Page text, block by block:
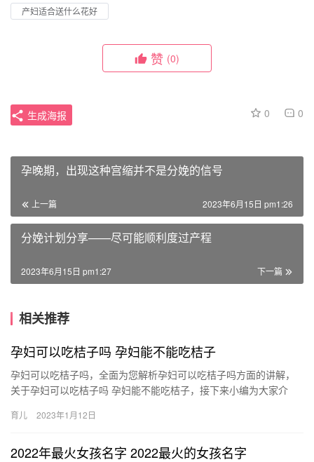
产妇适合送什么花好
赞 (0)
0 0
生成海报
孕晚期，出现这种宫缩并不是分娩的信号
上一篇 2023年6月15日 pm1:26
分娩计划分享——尽可能顺利度过产程
下一篇
2023年6月15日 pm1:27
相关推荐
孕妇可以吃桔子吗 孕妇能不能吃桔子
孕妇可以吃桔子吗，全面为您解析孕妇可以吃桔子吗方面的讲解，
关于孕妇可以吃桔子吗 孕妇能不能吃桔子，接下来小编为大家介
可…
育儿 2023年1月12日
2022年最火女孩名字 2022最火的女孩名字